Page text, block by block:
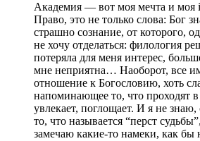
Академия — вот моя мечта и
Право, это не только слова: Бог
страшно сознание, от которого,
не хочу отделаться: филология
потеряла для меня интерес,
мне неприятна… Наоборот, все
отношение к Богословию, хоть
напоминающее то, что проходят
увлекает, поглощает. И я не знаю,
то, что называется “перст
замечаю какие-то намеки, как